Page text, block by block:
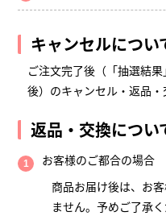
キャンセルについ
ご注文完了後（「抽選結
後）のキャンセル・返品・
返品・交換につい
お客様のご都合の場合
商品お届け後は、お
ません。予めご了承く